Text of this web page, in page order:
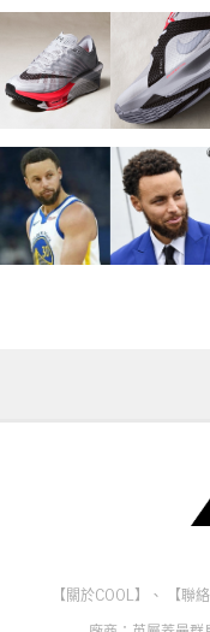
【關於COOL】 、 【聯